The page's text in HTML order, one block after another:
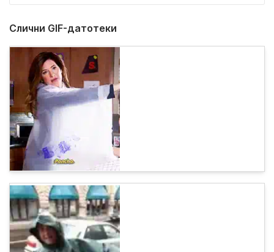
Слични GIF-датотеки